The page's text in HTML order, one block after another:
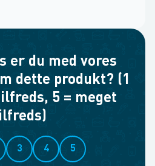
er du med vores
dette produkt? (1
5 = meget
3 4 5